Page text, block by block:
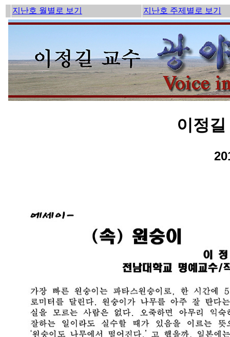
지난호 월별로 보기 지난호 주제별로 보기
이정